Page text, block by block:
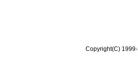
Copyright(C)